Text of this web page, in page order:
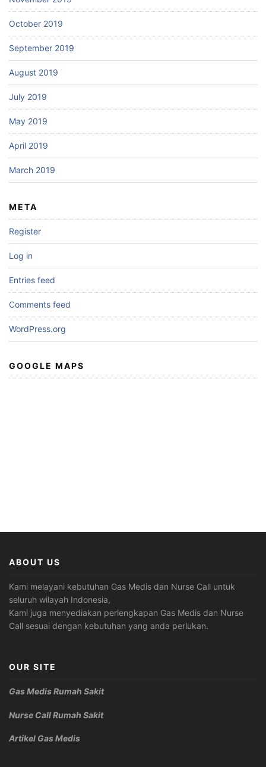
October 2019
September 2019
August 2019
July 2019
May 2019
April 2019
March 2019
META
Register
Log in
Entries feed
Comments feed
WordPress.org
GOOGLE MAPS
ABOUT US
Kami melayani kebutuhan Gas Medis dan Nurse Call untuk
seluruh wilayah Indonesia,
Kami juga menyediakan perlengkapan Gas Medis dan Nurse
Call sesuai dengan kebutuhan yang anda perlukan.
OUR SITE
Gas Medis Rumah Sakit
Nurse Call Rumah Sakit
Artikel Gas Medis